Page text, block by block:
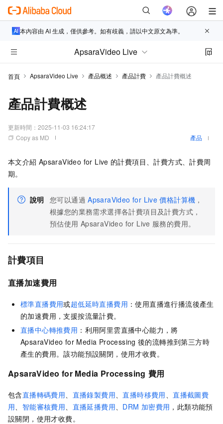
本內容由 AI 生成，僅供參考。如有歧義，請以中文原文為準。
ApsaraVideo Live
首頁 ApsaraVideo Live 產品概述 產品計費 產品計費概述
產品計費概述
更新時間： 2025-11-03 16:24:17
Copy as MD
產品
本文介紹 ApsaraVideo for Live 的計費項目、計費方式、計費周
期。
說明 您可以通過 ApsaraVideo for Live 價格計算機 ，
根據您的業務需求選擇各計費項目及計費方式，
預估使用 ApsaraVideo for Live 服務的費用。
計費項目
直播加速費用
標準直播費用或超低延時直播費用 ：使用直播進行播流後產生
的加速費用，支援按流量計費。
直播中心轉推費用 ：利用阿里雲直播中心能力，將
ApsaraVideo for Media Processing 後的流轉推到第三方時
產生的費用。該功能預設關閉，使用才收費。
ApsaraVideo for Media Processing 費用
包含直播轉碼費用 直播錄製費用 、直播時移費用 、直播截圖費
用
智能審核費用 直播延播費用 DRM 加密費用 ，此類功能預
設關閉，使用才收費。